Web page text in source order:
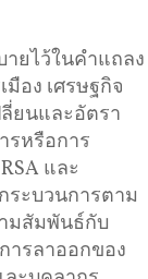
ยไว้ในคำแถลง
อง เศรษฐกิจ
ยนและอัตรา
รหรือการ
และ
ระบวนการตาม
มสัมพันธ์กับ
ารลาออกของ